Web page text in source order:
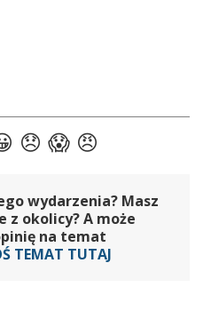
wydarzenia? Masz
z okolicy? A może
na temat
TEMAT TUTAJ